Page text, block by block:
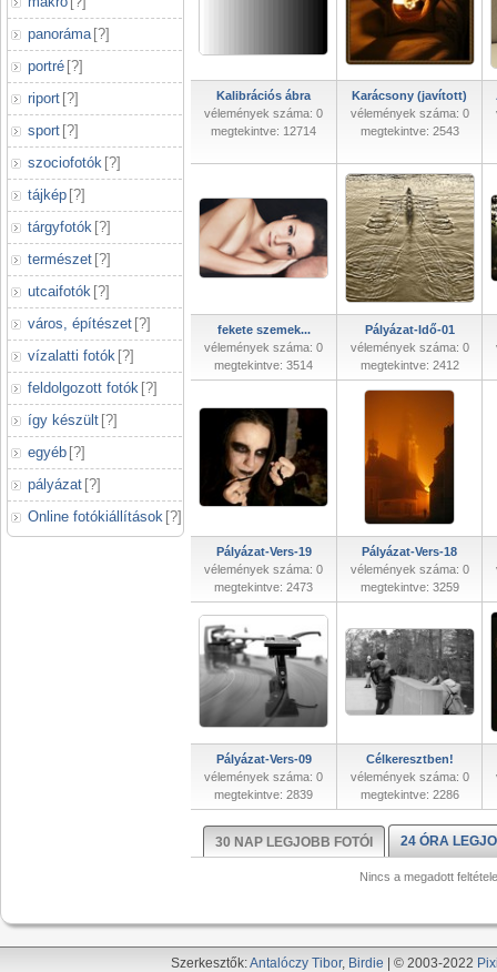
panoráma [?]
portré [?]
riport [?]
sport [?]
szociofotók [?]
tájkép [?]
tárgyfotók [?]
természet [?]
utcaifotók [?]
város, építészet [?]
vízalatti fotók [?]
feldolgozott fotók [?]
így készült [?]
egyéb [?]
pályázat [?]
Online fotókiállítások [?]
Kalibrációs ábra
vélemények száma: 0
megtekintve: 12714
Karácsony (javított)
vélemények száma: 0
megtekintve: 2543
fekete szemek...
vélemények száma: 0
megtekintve: 3514
Pályázat-Idő-01
vélemények száma: 0
megtekintve: 2412
Pályázat-Vers-19
vélemények száma: 0
megtekintve: 2473
Pályázat-Vers-18
vélemények száma: 0
megtekintve: 3259
Pályázat-Vers-09
vélemények száma: 0
megtekintve: 2839
Célkeresztben!
vélemények száma: 0
megtekintve: 2286
30 NAP LEGJOBB FOTÓI 24 ÓRA
Nincs a megadott
Szerkesztők:Antalóczy Tibor, Birdie | © 2003-2022